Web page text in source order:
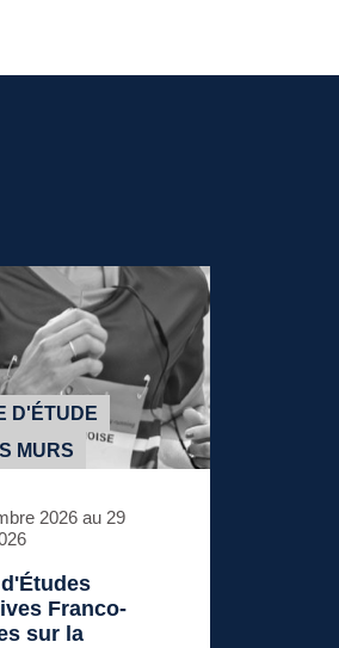
D'ÉTUDE
MURS
2026 au 29
Franco-
sur la